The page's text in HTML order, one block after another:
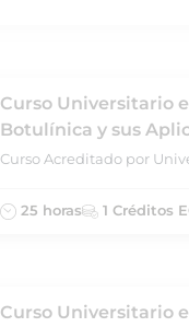
Curso Universitario
Botulínica y sus
Curso Acreditado por
25 horas 1 Créditos
Curso Universitario